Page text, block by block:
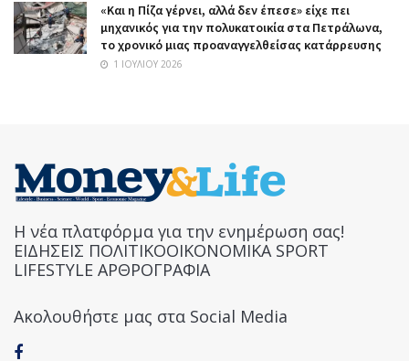
«Και η Πίζα γέρνει, αλλά δεν έπεσε» είχε πει
μηχανικός για την πολυκατοικία στα Πετράλωνα,
το χρονικό μιας προαναγγελθείσας κατάρρευσης
1 ΙΟΥΛΊΟΥ 2026
Η νέα πλατφόρμα για την ενημέρωση σας!
ΕΙΔΗΣΕΙΣ ΠΟΛΙΤΙΚΟΟΙΚΟΝΟΜΙΚΑ SPORT
LIFESTYLE ΑΡΘΡΟΓΡΑΦΙΑ
Ακολουθήστε μας στα Social Media